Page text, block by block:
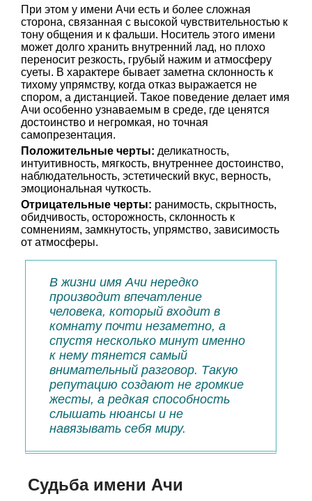
При этом у имени Ачи есть и более сложная
сторона, связанная с высокой чувствительностью к
тону общения и к фальши. Носитель этого имени
может долго хранить внутренний лад, но плохо
переносит резкость, грубый нажим и атмосферу
суеты. В характере бывает заметна склонность к
тихому упрямству, когда отказ выражается не
спором, а дистанцией. Такое поведение делает имя
Ачи особенно узнаваемым в среде, где ценятся
достоинство и негромкая, но точная
самопрезентация.
Положительные черты: деликатность,
интуитивность, мягкость, внутреннее достоинство,
наблюдательность, эстетический вкус, верность,
эмоциональная чуткость.
Отрицательные черты: ранимость, скрытность,
обидчивость, осторожность, склонность к
сомнениям, замкнутость, упрямство, зависимость
от атмосферы.
В жизни имя Ачи нередко
производит впечатление
человека, который входит в
комнату почти незаметно, а
спустя несколько минут именно
к нему тянется самый
внимательный разговор. Такую
репутацию создают не громкие
жесты, а редкая способность
слышать нюансы и не
навязывать себя миру.
Судьба имени Ачи